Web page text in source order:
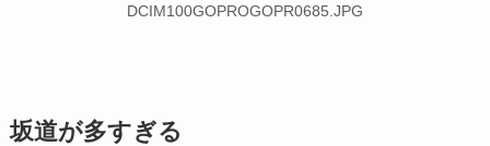
DCIM100GOPROGOPR0685.JPG
坂道が多すぎる